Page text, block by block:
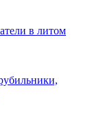
в литом